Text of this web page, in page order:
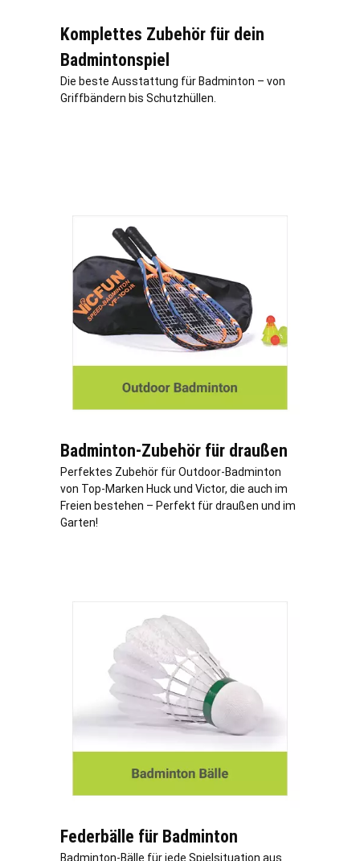
Komplettes Zubehör für dein
Badmintonspiel
Die beste Ausstattung für Badminton – von
Griffbändern bis Schutzhüllen.
Badminton-Zubehör für draußen
Perfektes Zubehör für Outdoor-Badminton
von Top-Marken Huck und Victor, die auch im
Freien bestehen – Perfekt für draußen und im
Garten!
Federbälle für Badminton
Badminton-Bälle für jede Spielsituation aus